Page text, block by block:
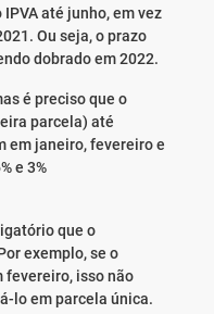
até junho, em vez
Ou seja, o prazo
dobrado em 2022.
é preciso que o
parcela) até
em janeiro, fevereiro e
e 3%
que o
exemplo, se o
isso não
lo em parcela única.